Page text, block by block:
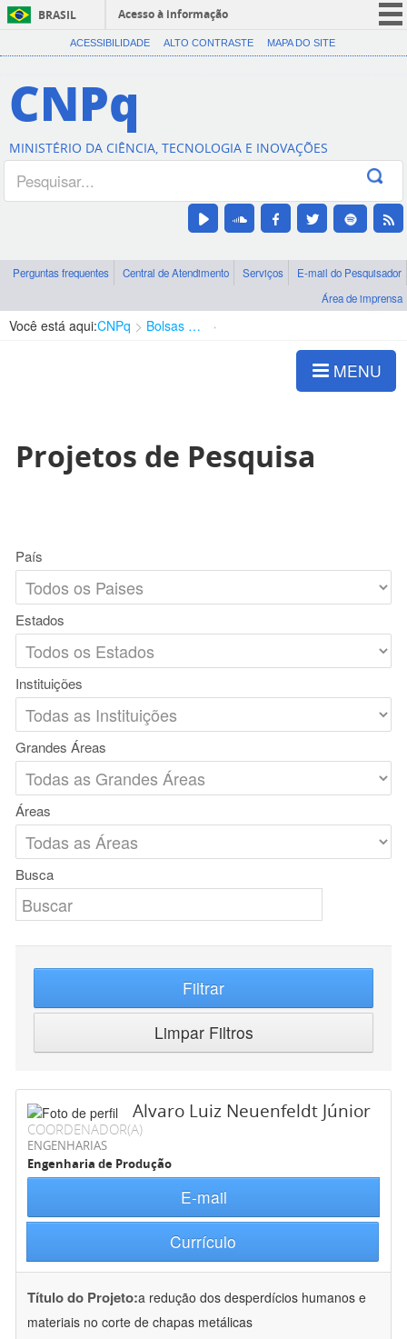
BRASIL
Acesso à informação
CORONAVÍRUS (COVID-19)
Canais
ACESSIBILIDADE ALTO CONTRASTE MAPA DO SITE
CNPq
MINISTÉRIO DA CIÊNCIA, TECNOLOGIA E INOVAÇÕES
Perguntas frequentes Central de Atendimento Serviços
E-mail do Pesquisador
Área de imprensa
Você está aqui:CNPq Bolsas e Auxílios Vigentes
MENU
Projetos de Pesquisa
País
Estados
Instituições
Grandes Áreas
Áreas
Busca
Filtrar
Limpar Filtros
Alvaro Luiz Neuenfeldt Júnior
COORDENADOR(A)
ENGENHARIAS
Engenharia de Produção
E-mail
Currículo
Título do Projeto:a redução dos desperdícios humanos e
materiais no corte de chapas metálicas